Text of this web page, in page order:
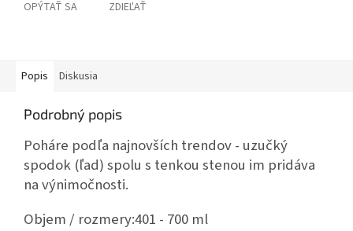
OPÝTAŤ SA ZDIEĽAŤ
Popis Diskusia
Podrobný popis
Poháre podľa najnovších trendov - uzučký
spodok (ľad) spolu s tenkou stenou im pridáva
na výnimočnosti.
Objem / rozmery:401 - 700 ml